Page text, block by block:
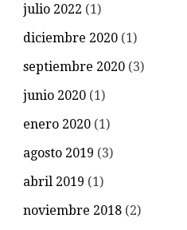
julio 2022 (1)
diciembre 2020 (1)
septiembre 2020 (3)
junio 2020 (1)
enero 2020 (1)
agosto 2019 (3)
abril 2019 (1)
noviembre 2018 (2)